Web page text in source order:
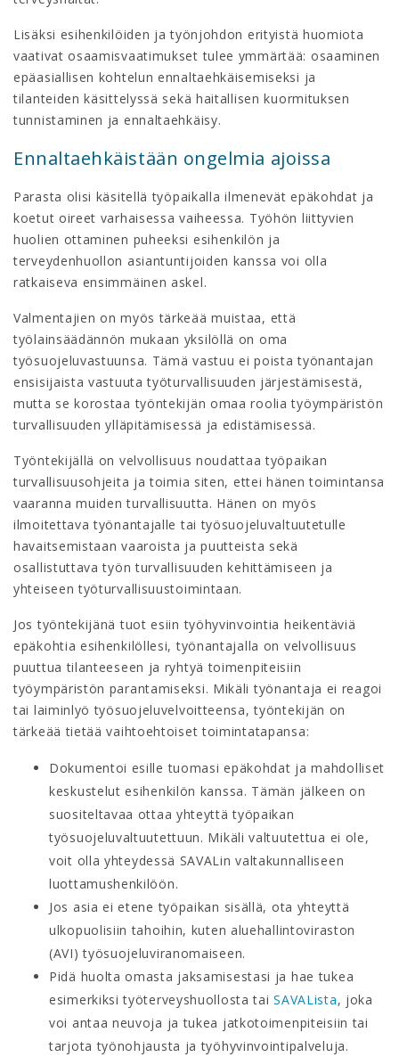
Lisäksi esihenkilöiden ja työnjohdon erityistä huomiota
vaativat osaamisvaatimukset tulee ymmärtää: osaaminen
epäasiallisen kohtelun ennaltaehkäisemiseksi ja
tilanteiden käsittelyssä sekä haitallisen kuormituksen
tunnistaminen ja ennaltaehkäisy.
Ennaltaehkäistään ongelmia ajoissa
Parasta olisi käsitellä työpaikalla ilmenevät epäkohdat ja
koetut oireet varhaisessa vaiheessa. Työhön liittyvien
huolien ottaminen puheeksi esihenkilön ja
terveydenhuollon asiantuntijoiden kanssa voi olla
ratkaiseva ensimmäinen askel.
Valmentajien on myös tärkeää muistaa, että
työlainsäädännön mukaan yksilöllä on oma
työsuojeluvastuunsa. Tämä vastuu ei poista työnantajan
ensisijaista vastuuta työturvallisuuden järjestämisestä,
mutta se korostaa työntekijän omaa roolia työympäristön
turvallisuuden ylläpitämisessä ja edistämisessä.
Työntekijällä on velvollisuus noudattaa työpaikan
turvallisuusohjeita ja toimia siten, ettei hänen toimintansa
vaaranna muiden turvallisuutta. Hänen on myös
ilmoitettava työnantajalle tai työsuojeluvaltuutetulle
havaitsemistaan vaaroista ja puutteista sekä
osallistuttava työn turvallisuuden kehittämiseen ja
yhteiseen työturvallisuustoimintaan.
Jos työntekijänä tuot esiin työhyvinvointia heikentäviä
epäkohtia esihenkilöllesi, työnantajalla on velvollisuus
puuttua tilanteeseen ja ryhtyä toimenpiteisiin
työympäristön parantamiseksi. Mikäli työnantaja ei reagoi
tai laiminlyö työsuojeluvelvoitteensa, työntekijän on
tärkeää tietää vaihtoehtoiset toimintatapansa:
Dokumentoi esille tuomasi epäkohdat ja mahdolliset
keskustelut esihenkilön kanssa. Tämän jälkeen on
suositeltavaa ottaa yhteyttä työpaikan
työsuojeluvaltuutettuun. Mikäli valtuutettua ei ole,
voit olla yhteydessä SAVALin valtakunnalliseen
luottamushenkilöön.
Jos asia ei etene työpaikan sisällä, ota yhteyttä
ulkopuolisiin tahoihin, kuten aluehallintoviraston
(AVI) työsuojeluviranomaiseen.
Pidä huolta omasta jaksamisestasi ja hae tukea
esimerkiksi työterveyshuollosta taiSAVALista, joka
voi antaa neuvoja ja tukea jatkotoimenpiteisiin tai
tarjota työnohjausta ja työhyvinvointipalveluja.